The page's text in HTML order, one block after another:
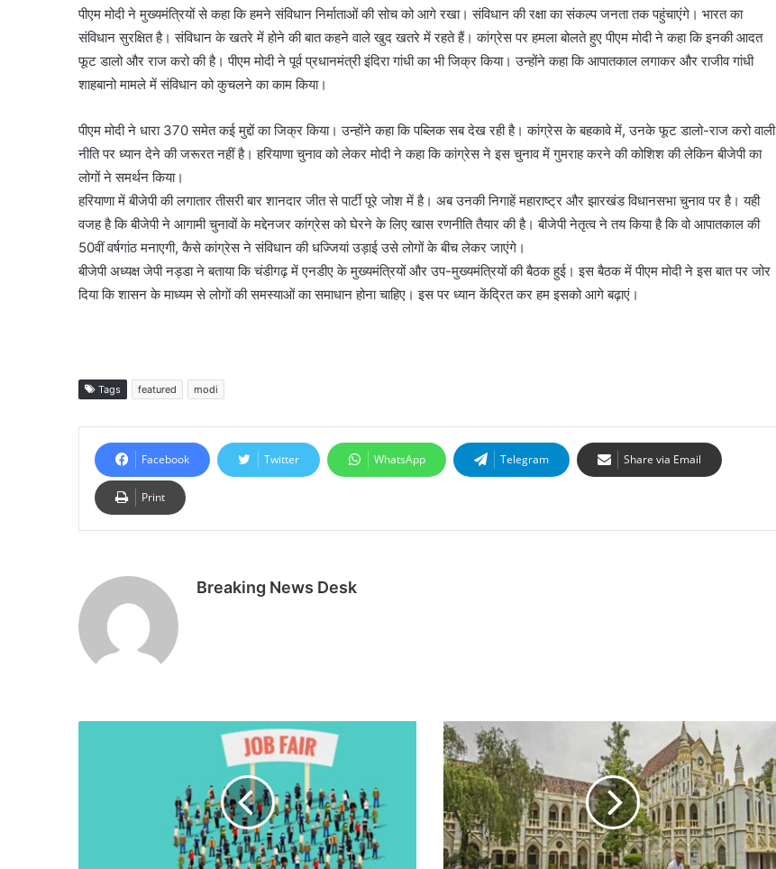
पीएम मोदी ने मुख्यमंत्रियों से कहा कि हमने संविधान निर्माताओं की सोच को आगे रखा। संविधान की रक्षा का संकल्प जनता तक पहुंचाएंगे। भारत का
संविधान सुरक्षित है। संविधान के खतरे में होने की बात कहने वाले खुद खतरे में रहते हैं। कांग्रेस पर हमला बोलते हुए पीएम मोदी ने कहा कि इनकी आदत
फूट डालो और राज करो की है। पीएम मोदी ने पूर्व प्रधानमंत्री इंदिरा गांधी का भी जिक्र किया। उन्होंने कहा कि आपातकाल लगाकर और राजीव गांधी
शाहबानो मामले में संविधान को कुचलने का काम किया।
पीएम मोदी ने धारा 370 समेत कई मुद्दों का जिक्र किया। उन्होंने कहा कि पब्लिक सब देख रही है। कांग्रेस के बहकावे में, उनके फूट डालो-राज करो वाली
नीति पर ध्यान देने की जरूरत नहीं है। हरियाणा चुनाव को लेकर मोदी ने कहा कि कांग्रेस ने इस चुनाव में गुमराह करने की कोशिश की लेकिन बीजेपी का
लोगों ने समर्थन किया।
हरियाणा में बीजेपी की लगातार तीसरी बार शानदार जीत से पार्टी पूरे जोश में है। अब उनकी निगाहें महाराष्ट्र और झारखंड विधानसभा चुनाव पर है। यही
वजह है कि बीजेपी ने आगामी चुनावों के मद्देनजर कांग्रेस को घेरने के लिए खास रणनीति तैयार की है। बीजेपी नेतृत्व ने तय किया है कि वो आपातकाल की
50वीं वर्षगांठ मनाएगी, कैसे कांग्रेस ने संविधान की धज्जियां उड़ाई उसे लोगों के बीच लेकर जाएंगे।
बीजेपी अध्यक्ष जेपी नड्डा ने बताया कि चंडीगढ़ में एनडीए के मुख्यमंत्रियों और उप-मुख्यमंत्रियों की बैठक हुई। इस बैठक में पीएम मोदी ने इस बात पर जोर
दिया कि शासन के माध्यम से लोगों की समस्याओं का समाधान होना चाहिए। इस पर ध्यान केंद्रित कर हम इसको आगे बढ़ाएं।
Tags featured modi
Facebook Twitter WhatsApp Telegram Share via Email
Print
Breaking News Desk